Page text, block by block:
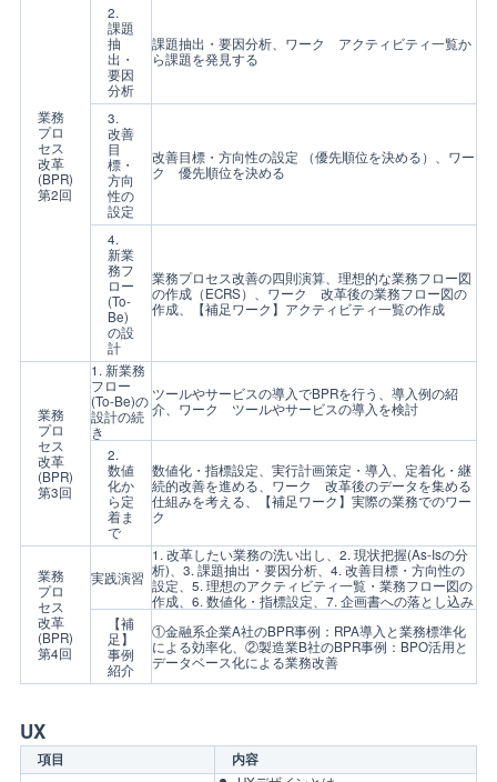
業務
プロ
セス
改革
(BPR)
第2回
2.
課題
抽
出・
要因
分析
課題抽出・要因分析、ワーク アクティビティ一覧か
ら課題を発見する
3.
改善
目
標・
方向
性の
設定
改善目標・方向性の設定 （優先順位を決める）、ワー
ク 優先順位を決める
4.
新業
務フ
ロー
(To-
Be)
の設
計
業務プロセス改善の四則演算、理想的な業務フロー図
の作成（ECRS）、ワーク 改革後の業務フロー図の
作成、【補足ワーク】アクティビティ一覧の作成
業務
プロ
セス
改革
(BPR)
第3回
1. 新業務
フロー
(To-Be)の
設計の続
き
ツールやサービスの導入でBPRを行う、導入例の紹
介、ワーク ツールやサービスの導入を検討
2.
数値
化か
ら定
着ま
で
数値化・指標設定、実行計画策定・導入、定着化・継
続的改善を進める、ワーク 改革後のデータを集める
仕組みを考える、【補足ワーク】実際の業務でのワー
ク
業務
プロ
セス
改革
(BPR)
第4回
実践演習
1. 改革したい業務の洗い出し、2. 現状把握(As-Isの分
析)、3. 課題抽出・要因分析、4. 改善目標・方向性の
設定、5. 理想のアクティビティ一覧・業務フロー図の
作成、6. 数値化・指標設定、7. 企画書への落とし込み
【補
足】
事例
紹介
①金融系企業A社のBPR事例：RPA導入と業務標準化
による効率化、②製造業B社のBPR事例：BPO活用と
データベース化による業務改善
UX
項目 内容